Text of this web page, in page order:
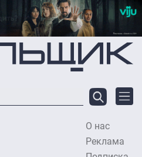
О нас
Реклама